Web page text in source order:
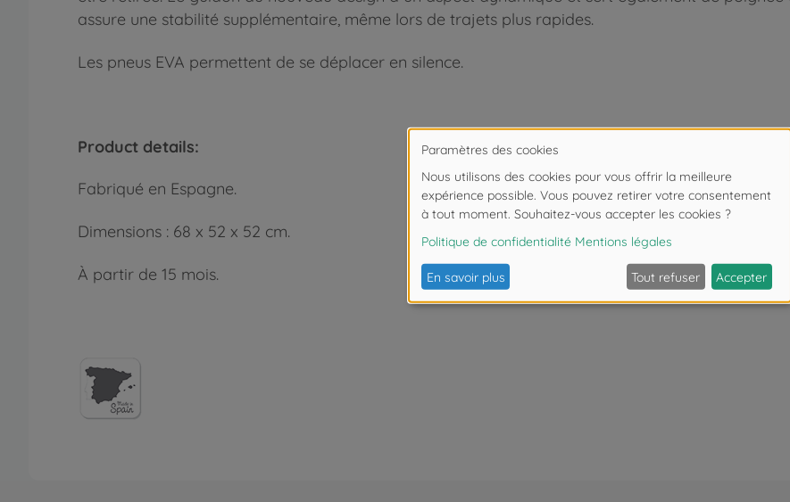
assure une stabilité supplémentaire, même lors de trajets plus rapides.
Les pneus EVA permettent de se déplacer en silence.
Product details:
Fabriqué en Espagne.
Dimensions : 68 x 52 x 52 cm.
À partir de 15 mois.